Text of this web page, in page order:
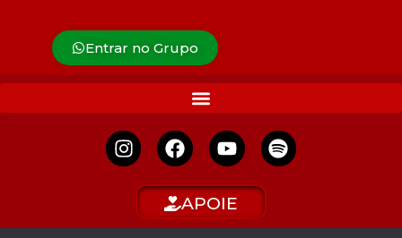
Entrar no Grupo
APOIE